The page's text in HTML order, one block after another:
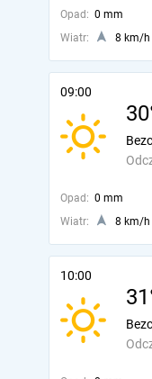
Opad: 0 mm
Wiatr:
8 km/h
09:00
Opad: 0 mm
Wiatr:
8 km/h
10:00